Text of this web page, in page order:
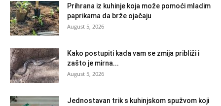
Prihrana iz kuhinje koja može pomoći mladim
paprikama da brže ojačaju
August 5, 2026
Kako postupiti kada vam se zmija približi i
zašto je mirna...
August 5, 2026
Jednostavan trik s kuhinjskom spužvom koji